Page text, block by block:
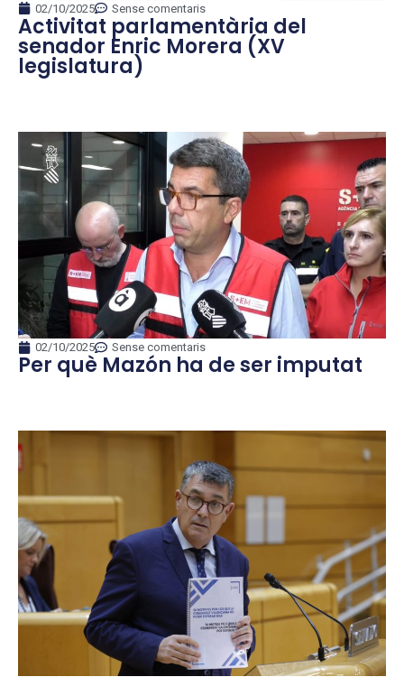
02/10/2025 Sense comentaris
Activitat parlamentària del
senador Enric Morera (XV
legislatura)
02/10/2025 Sense comentaris
Per què Mazón ha de ser imputat